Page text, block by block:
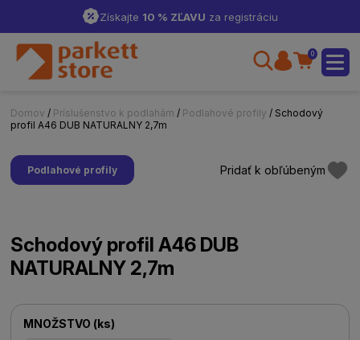
Získajte 10 % ZĽAVU za registráciu
0
Domov / Príslušenstvo k podlahám / Podlahové profily / Schodový
profil A46 DUB NATURALNY 2,7m
Podlahové profily Pridať k obľúbeným
Schodový profil A46 DUB
NATURALNY 2,7m
MNOŽSTVO (ks)